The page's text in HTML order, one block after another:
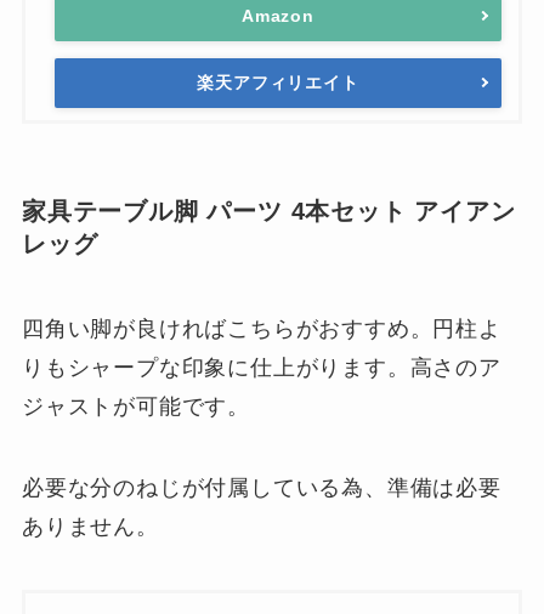
Amazon
楽天アフィリエイト
家具テーブル脚 パーツ 4本セット アイアン
レッグ
四角い脚が良ければこちらがおすすめ。円柱よ
りもシャープな印象に仕上がります。高さのア
ジャストが可能です。
必要な分のねじが付属している為、準備は必要
ありません。